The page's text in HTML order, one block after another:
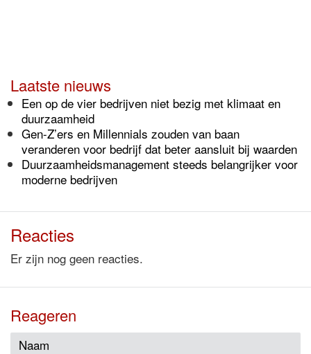
Laatste nieuws
Een op de vier bedrijven niet bezig met klimaat en
duurzaamheid
Gen-Z’ers en Millennials zouden van baan
veranderen voor bedrijf dat beter aansluit bij waarden
Duurzaamheidsmanagement steeds belangrijker voor
moderne bedrijven
Reacties
Er zijn nog geen reacties.
Reageren